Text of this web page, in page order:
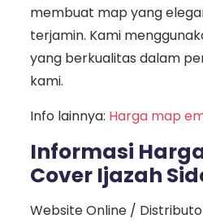
membuat map yang
terjamin. Kami
yang berkualitas dalam
kami.
Info lainnya: Harga map
Informasi
Cover Ijazah
Website Online /